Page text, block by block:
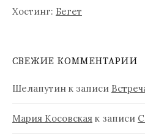
Хостинг: Бегет
СВЕЖИЕ КОММЕНТАРИИ
Шелапутин к записи
Мария Косовская к записи